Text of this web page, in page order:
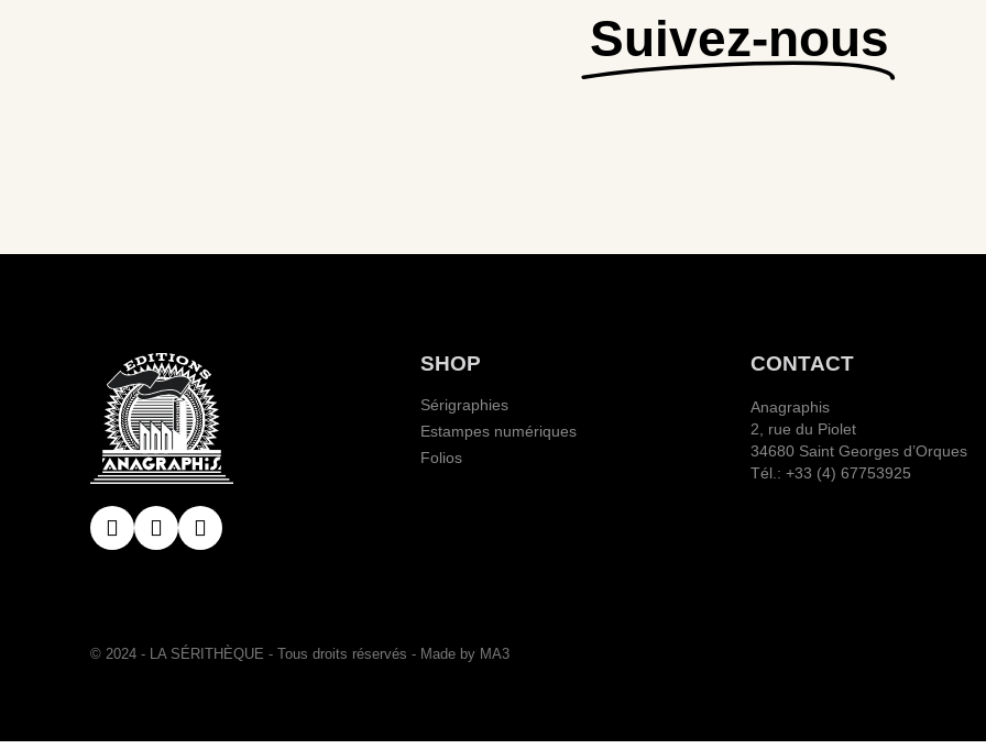
Suivez-nous
SHOP
Sérigraphies
Estampes numériques
Folios
CONTACT
Anagraphis
2, rue du Piolet
34680 Saint Georges d’Orques
Tél.: +33 (4) 67753925
© 2024 - LA SÉRITHÈQUE - Tous droits réservés - Made by MA3